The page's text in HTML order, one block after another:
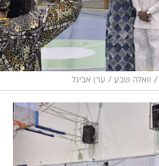
/ וואלה שבע / ערן אביגל